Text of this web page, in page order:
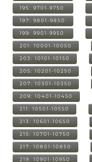
195: 9701-9750
197: 9801-9850
199: 9901-9950
201: 10001-10050
203: 10101-10150
205: 10201-10250
207: 10301-10350
209: 10401-10450
211: 10501-10550
213: 10601-10650
215: 10701-10750
217: 10801-10850
219: 10901-10950